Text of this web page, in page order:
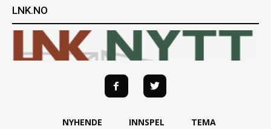
LNK.NO
NYHENDE INNSPEL TEMA